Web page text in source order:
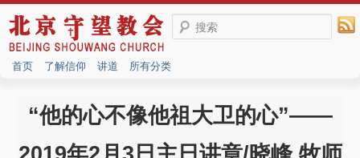
搜索
首页 了解信仰 讲道 所有分类
“他的心不像他祖大卫的心”——